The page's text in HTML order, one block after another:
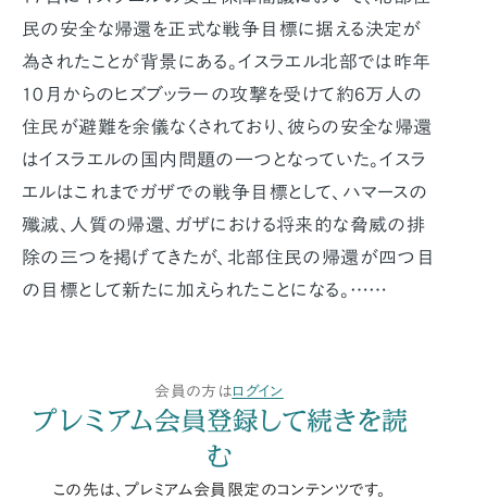
民の安全な帰還を正式な戦争目標に据える決定が
為されたことが背景にある。イスラエル北部では昨年
10月からのヒズブッラーの攻撃を受けて約6万人の
住民が避難を余儀なくされており、彼らの安全な帰還
はイスラエルの国内問題の一つとなっていた。イスラ
エルはこれまでガザでの戦争目標として、ハマースの
殲滅、人質の帰還、ガザにおける将来的な脅威の排
除の三つを掲げてきたが、北部住民の帰還が四つ目
の目標として新たに加えられたことになる。……
会員の方はログイン
プレミアム会員登録して続きを読
む
この先は、プレミアム会員限定のコンテンツです。